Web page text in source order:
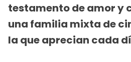
testamento de amor y
una familia mixta de
la que aprecian cada